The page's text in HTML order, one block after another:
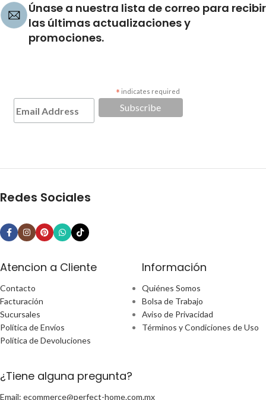
Únase a nuestra lista de correo para recibir
las últimas actualizaciones y
promociones.
* indicates required
Redes Sociales
Atencion a Cliente
Contacto
Facturación
Sucursales
Política de Envíos
Política de Devoluciones
Información
Quiénes Somos
Bolsa de Trabajo
Aviso de Privacidad
Términos y Condiciones de Uso
¿Tiene alguna pregunta?
Email: ecommerce@perfect-home.com.mx